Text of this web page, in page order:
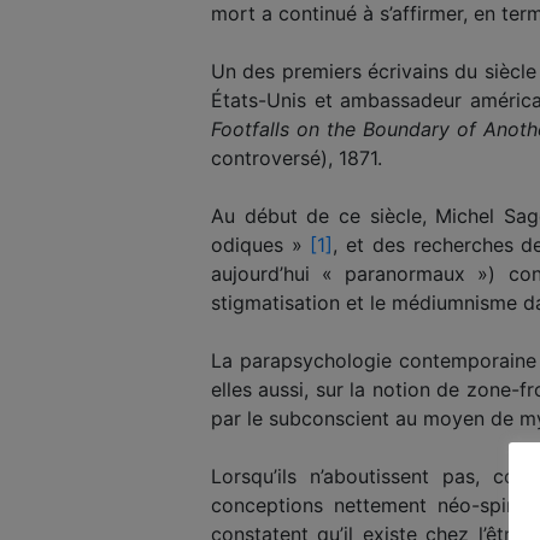
mort a continué à s’affirmer, en
Un des premiers écrivains du
États-Unis et ambassadeur
Footfalls on the Boundary of
controversé), 1871.
Au début de ce siècle, Michel
odiques » [1] , et des recherches
aujourd’hui « paranormaux »)
stigmatisation et le médiumnisme
La parapsychologie contemporaine
elles aussi, sur la notion de zone-
par le subconscient au moyen de
Lorsqu’ils n’aboutissent pas,
conceptions nettement néo-
constatent qu’il existe chez